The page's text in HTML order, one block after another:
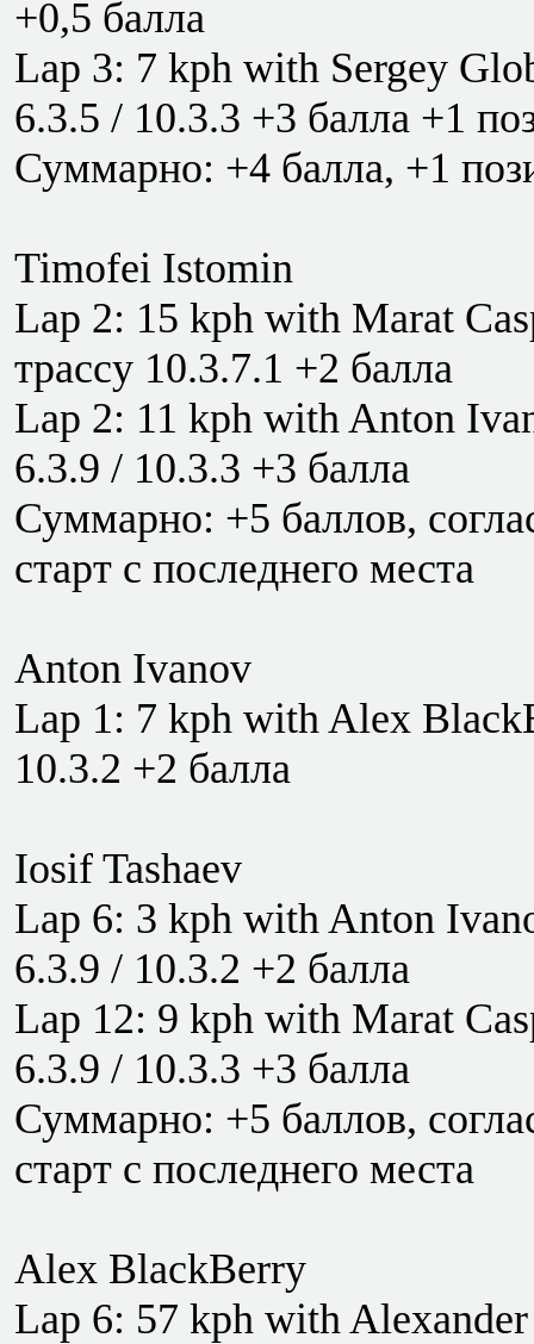
+0,5 балла
Lap 3: 7 kph with Sergey
6.3.5 / 10.3.3 +3 балла +1
Суммарно: +4 балла, +1
Timofei Istomin
Lap 2: 15 kph with Marat
трассу 10.3.7.1 +2 балла
Lap 2: 11 kph with Anton
6.3.9 / 10.3.3 +3 балла
Суммарно: +5 баллов,
старт с последнего места
Anton Ivanov
Lap 1: 7 kph with Alex
10.3.2 +2 балла
Iosif Tashaev
Lap 6: 3 kph with Anton
6.3.9 / 10.3.2 +2 балла
Lap 12: 9 kph with Marat
6.3.9 / 10.3.3 +3 балла
Суммарно: +5 баллов,
старт с последнего места
Alex BlackBerry
Lap 6: 57 kph with